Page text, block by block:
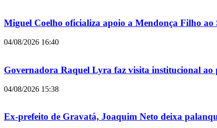
Miguel Coelho oficializa apoio a Mendonça Filho
04/08/2026 16:40
Governadora Raquel Lyra faz visita institucional ao
04/08/2026 15:38
Ex-prefeito de Gravatá, Joaquim Neto deixa